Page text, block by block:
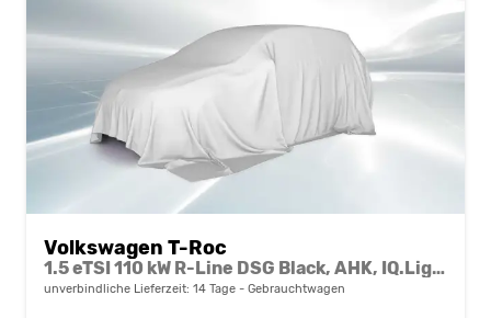
Volkswagen T-Roc
1.5 eTSI 110 kW R-Line DSG Black, AHK, IQ.Light, Kamera, el. Klappe, Winter, 19-Zoll
unverbindliche Lieferzeit: 14 Tage Gebrauchtwagen